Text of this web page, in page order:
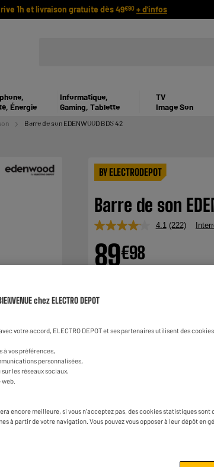
1h et livraison gratuite dès 49€90 + d'infos
Énergie
Informatique,
Gaming, Tablette
TV
Image Son
Barre de son EDENWOOD BDS 42
BY ELECTRODEPOT
Barre de son
4.1 Lire
sur
(222)
89€98
chez ELECTRO DEPOT
votre accord, ELECTRO DEPOT et ses partenaires utilisent des
à vos préférences,
personnalisées,
les réseaux sociaux,
encore meilleure, si vous n'acceptez pas, des cookies statistiques sont
à partir de votre navigation. Vous pouvez vous opposer à leur dépôt en